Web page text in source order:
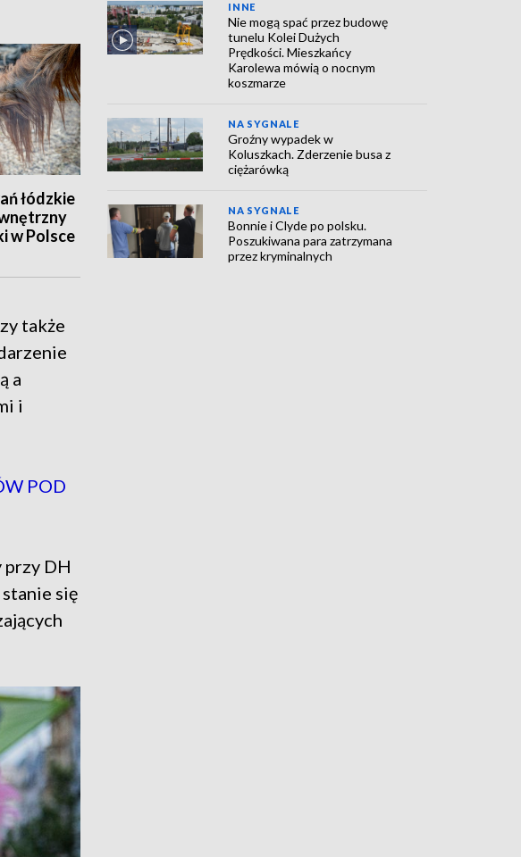
łódzkie
w Polsce
także
a
i
POD
przy DH
się
INNE
Nie mogą spać przez budowę
tunelu Kolei Dużych
Prędkości. Mieszkańcy
Karolewa mówią o nocnym
koszmarze
NA SYGNALE
Groźny wypadek w
Koluszkach. Zderzenie busa z
ciężarówką
NA SYGNALE
Bonnie i Clyde po polsku.
Poszukiwana para zatrzymana
przez kryminalnych